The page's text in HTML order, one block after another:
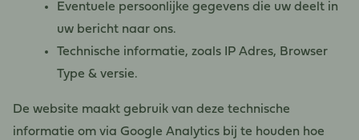
Eventuele persoonlijke gegevens die uw deelt in
uw bericht naar ons.
Technische informatie, zoals IP Adres, Browser
Type & versie.
De website maakt gebruik van deze technische
informatie om via Google Analytics bij te houden hoe